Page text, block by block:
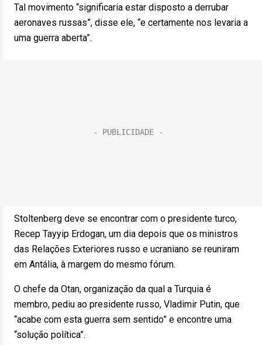
Tal movimento “significaria estar disposto a derrubar
aeronaves russas”, disse ele, “e certamente nos levaria a
uma guerra aberta”.
Stoltenberg deve se encontrar com o presidente turco,
Recep Tayyip Erdogan, um dia depois que os ministros
das Relações Exteriores russo e ucraniano se reuniram
em Antália, à margem do mesmo fórum.
O chefe da Otan, organização da qual a Turquia é
membro, pediu ao presidente russo, Vladimir Putin, que
“acabe com esta guerra sem sentido” e encontre uma
“solução política”.